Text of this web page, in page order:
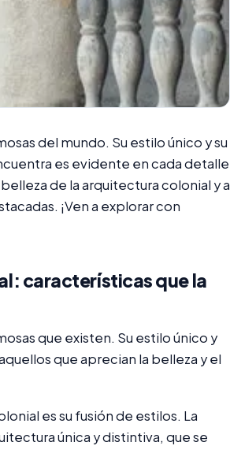
del mundo. Su estilo único y su
es evidente en cada detalle
de la arquitectura colonial y a
¡Ven a explorar con
características que la
que existen. Su estilo único y
que aprecian la belleza y el
es su fusión de estilos. La
única y distintiva, que se